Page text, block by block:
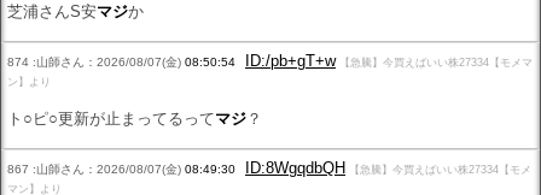
芝浦さんS安マジか
874 :山師さん：2026/08/07(金) 08:50:54 ID:/pb+gT+w
【急騰】今買えばいい株27334【モメマ
ン】より
ト○ピ○更新が止まってるってマジ ？
867 :山師さん：2026/08/07(金) 08:49:30 ID:8WgqdbQH
【急騰】今買えばいい株27334【モメ
マン】より